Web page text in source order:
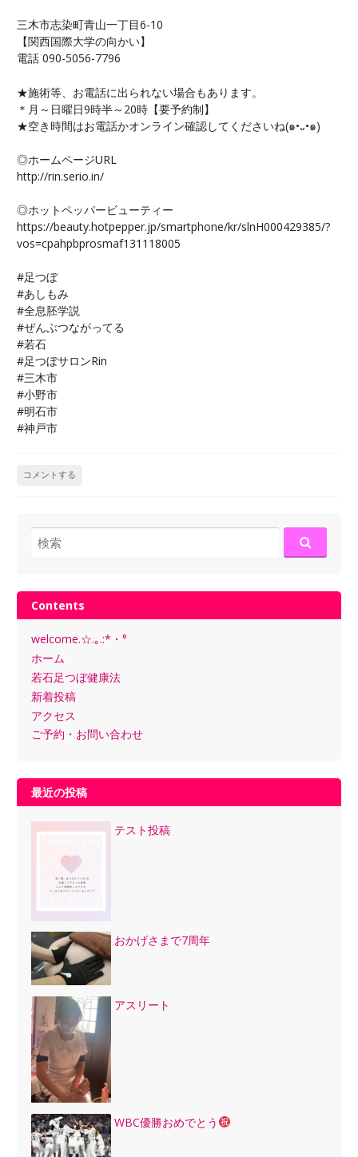
三木市志染町青山一丁目6-10
【関西国際大学の向かい】
電話 090-5056-7796
★施術等、お電話に出られない場合もあります。
＊月～日曜日9時半～20時【要予約制】
★空き時間はお電話かオンライン確認してくださいね(๑•᎑•๑)
◎ホームページURL
http://rin.serio.in/
◎ホットペッパービューティー
https://beauty.hotpepper.jp/smartphone/kr/slnH000429385/?
vos=cpahpbprosmaf131118005
#足つぼ
#あしもみ
#全息胚学説
#ぜんぶつながってる
#若石
#足つぼサロンRin
#三木市
#小野市
#明石市
#神戸市
コメントする
検
索:
Contents
welcome.☆.｡.:*・°
ホーム
若石足つぼ健康法
新着投稿
アクセス
ご予約・お問い合わせ
最近の投稿
テスト投稿
おかげさまで7周年
アスリート
WBC優勝おめでとう